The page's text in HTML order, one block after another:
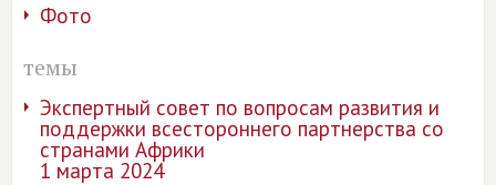
Фото
темы
Экспертный совет по вопросам развития и
поддержки всестороннего партнерства со
странами Африки
1 марта 2024